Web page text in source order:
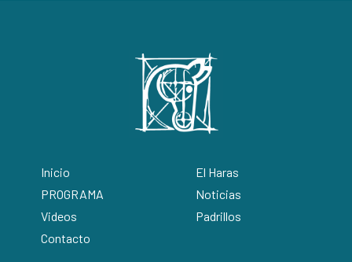
Inicio
El Haras
PROGRAMA
Noticias
Videos
Padrillos
Contacto